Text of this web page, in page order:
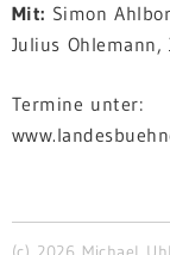
Mit: Simon
Julius Ohlemann,
Termine unter: